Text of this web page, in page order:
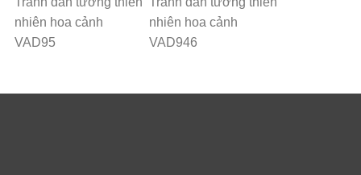
nhiên hoa cảnh
VAD95
nhiên hoa cảnh
VAD946